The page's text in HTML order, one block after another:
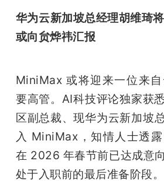
华为云新加坡总经理胡维琦
或向贠烨祎汇报
MiniMax 或将迎来一位来
要高管。AI科技评论独家获
区副总裁、现华为云新加坡
入 MiniMax，知情人士透
在 2026 年春节前已达成意
处于入职前的最后准备阶段。